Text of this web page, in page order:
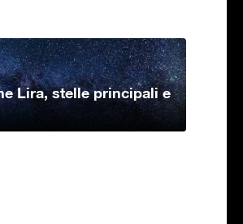
Lira, stelle principali e